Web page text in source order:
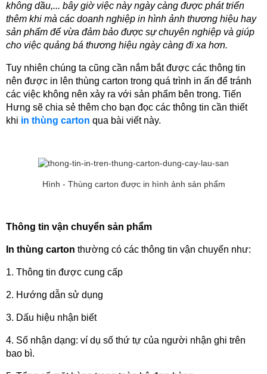
không dầu,... bây giờ việc này ngày càng được phát triển
thêm khi mà các doanh nghiệp in hình ảnh thương hiệu hay
sản phẩm để vừa đảm bảo được sự chuyên nghiệp và giúp
cho việc quảng bá thương hiệu ngày càng đi xa hơn.
Tuy nhiên chúng ta cũng cần nắm bắt được các thông tin
nên được in lên thùng carton trong quá trình in ấn để tránh
các việc không nên xảy ra với sản phẩm bên trong. Tiến
Hưng sẽ chia sẻ thêm cho bạn đọc các thông tin cần thiết
khi in thùng carton qua bài viết này.
Hình - Thùng carton được in hình ảnh sản phẩm
Thông tin vận chuyển sản phẩm
In thùng carton thường có các thông tin vận chuyển như:
1. Thông tin được cung cấp
2. Hướng dẫn sử dụng
3. Dấu hiệu nhận biết
4. Số nhận dạng: ví dụ số thứ tự của người nhận ghi trên
bao bì.